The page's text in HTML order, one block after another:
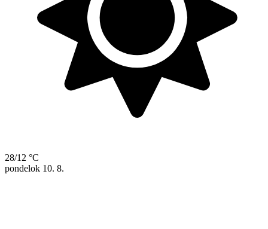
28/12 °C
pondelok 10. 8.